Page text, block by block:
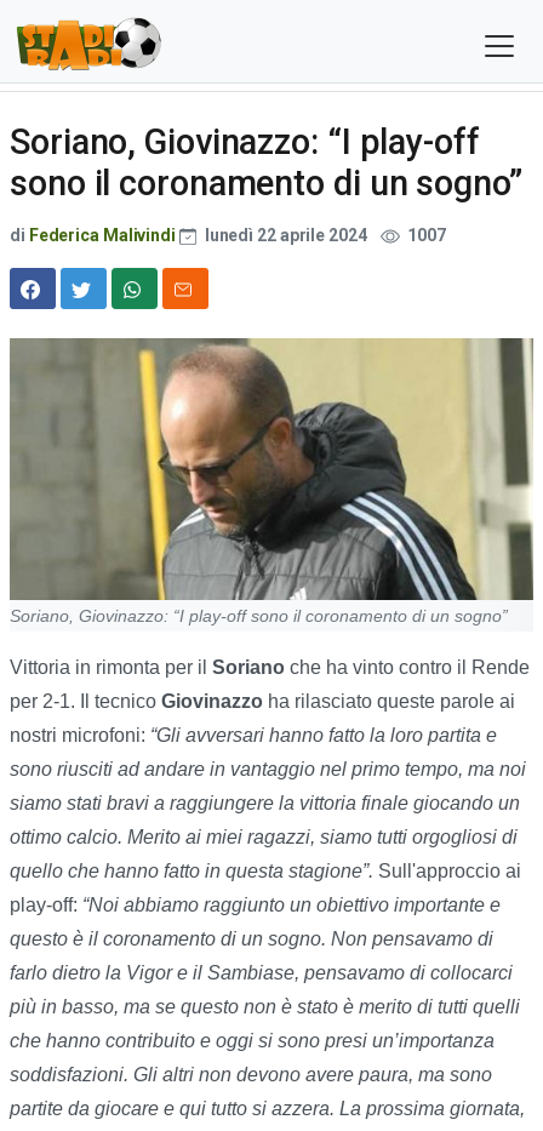
Soriano, Giovinazzo: “I play-off
sono il coronamento di un sogno”
di Federica Malivindi lunedì 22 aprile 2024 1007
Soriano, Giovinazzo: “I play-off sono il coronamento di un sogno”
Vittoria in rimonta per il Soriano che ha vinto contro il Rende
per 2-1. Il tecnico Giovinazzo ha rilasciato queste parole ai
nostri microfoni: “Gli avversari hanno fatto la loro partita e
sono riusciti ad andare in vantaggio nel primo tempo, ma noi
siamo stati bravi a raggiungere la vittoria finale giocando un
ottimo calcio. Merito ai miei ragazzi, siamo tutti orgogliosi di
quello che hanno fatto in questa stagione”. Sull'approccio ai
play-off: “Noi abbiamo raggiunto un obiettivo importante e
questo è il coronamento di un sogno. Non pensavamo di
farlo dietro la Vigor e il Sambiase, pensavamo di collocarci
più in basso, ma se questo non è stato è merito di tutti quelli
che hanno contribuito e oggi si sono presi un’importanza
soddisfazioni. Gli altri non devono avere paura, ma sono
partite da giocare e qui tutto si azzera. La prossima giornata,